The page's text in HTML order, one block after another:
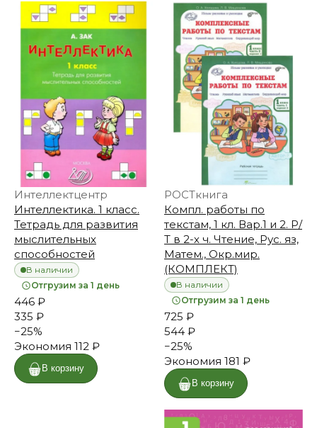
Интеллектцентр
Интеллектика. 1 класс.
Тетрадь для развития
мыслительных
способностей
В наличии
Отгрузим за 1 день
446 ₽
335 ₽
−25%
Экономия 112 ₽
В корзину
РОСТкнига
Компл. работы по
текстам, 1 кл. Вар.1 и 2. Р/
Т в 2-х ч. Чтение, Рус. яз,
Матем., Окр.мир.
(КОМПЛЕКТ)
В наличии
Отгрузим за 1 день
725 ₽
544 ₽
−25%
Экономия 181 ₽
В корзину